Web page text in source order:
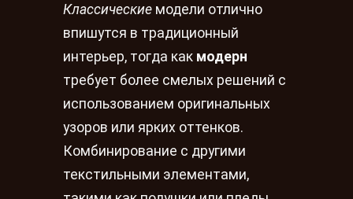
Классические модели отлично
впишутся в традиционный
интерьер, тогда как модерн
требует более смелых решений с
использованием оригинальных
узоров или ярких оттенков.
Комбинирование с другими
текстильными элементами,